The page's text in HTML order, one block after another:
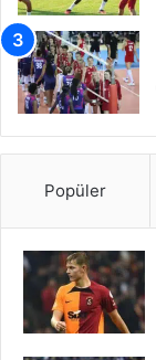
Popüler